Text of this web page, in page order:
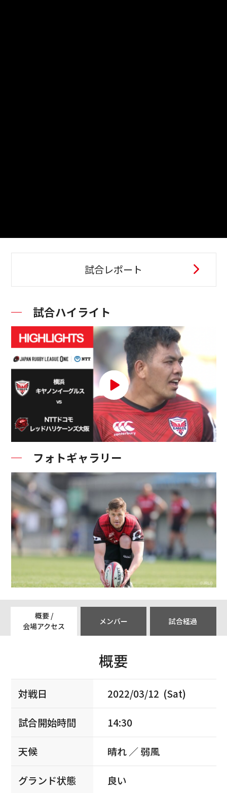
試合レポート
試合ハイライト
フォトギャラリー
概要 /
会場アクセス
メンバー 試合経過
概要
対戦日 2022/03/12 (Sat)
試合開始時間 14:30
天候 晴れ ／ 弱風
グランド状態 良い